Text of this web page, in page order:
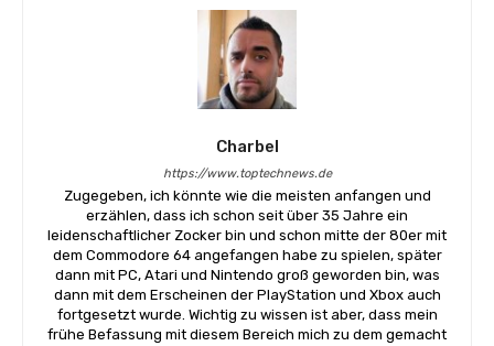
Charbel
https://www.toptechnews.de
Zugegeben, ich könnte wie die meisten anfangen und
erzählen, dass ich schon seit über 35 Jahre ein
leidenschaftlicher Zocker bin und schon mitte der 80er mit
dem Commodore 64 angefangen habe zu spielen, später
dann mit PC, Atari und Nintendo groß geworden bin, was
dann mit dem Erscheinen der PlayStation und Xbox auch
fortgesetzt wurde. Wichtig zu wissen ist aber, dass mein
frühe Befassung mit diesem Bereich mich zu dem gemacht